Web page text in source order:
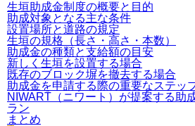
生垣助成金制度の概要と目的
助成対象となる主な条件
設置場所と道路の規定
生垣の規格（長さ・高さ・本数）
助成金の種類と支給額の目安
新しく生垣を設置する場合
既存のブロック塀を撤去する場合
助成金を申請する際の重要なステッ
NIWART（ニワート）が提案する助
ラン
まとめ